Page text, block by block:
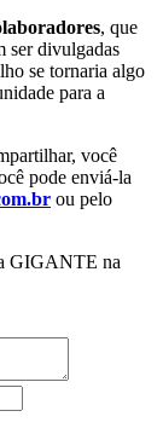
, que
ser divulgadas
se tornaria algo
para a
você
pode enviá-la
ou pelo
GIGANTE na